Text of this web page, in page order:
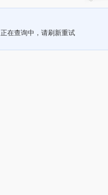
正在查询中，请刷新重试